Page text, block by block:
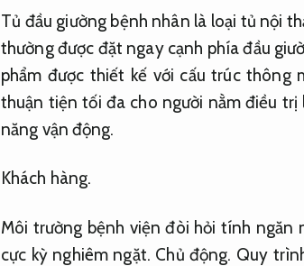
Tủ đầu giường bệnh nhân là loại tủ nội
thường được đặt ngay cạnh phía đầu
phẩm được thiết kế với cấu trúc thông
thuận tiện tối đa cho người nằm điều trị
năng vận động.
Khách hàng.
Môi trường bệnh viện đòi hỏi tính ngăn
cực kỳ nghiêm ngặt. Chủ động. Quy